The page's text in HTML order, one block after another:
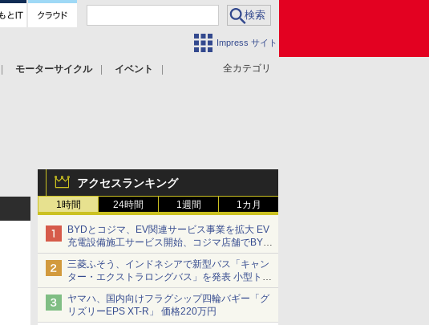
Impress サイト
全カテゴリ
モーターサイクル
イベント
アクセスランキング
1時間 24時間 1週間 1カ月
BYDとコジマ、EV関連サービス事業を拡大 EV
充電設備施工サービス開始、コジマ店舗でBYD
車の展示・試乗イベントを強化
三菱ふそう、インドネシアで新型バス「キャン
ター・エクストラロングバス」を発表 小型トラ
ックベースの観光・旅客輸送向けバス
ヤマハ、国内向けフラグシップ四輪バギー「グ
リズリーEPS XT-R」 価格220万円